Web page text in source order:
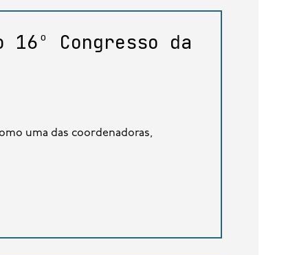
16º Congresso da
uma das coordenadoras,